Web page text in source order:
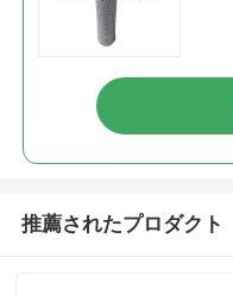
推薦されたプロダクト